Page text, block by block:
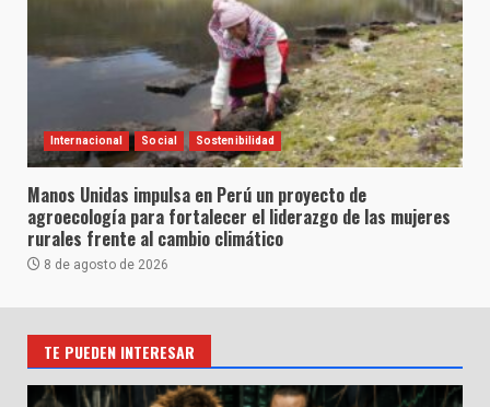
Internacional Social Sostenibilidad
Manos Unidas impulsa en Perú un proyecto de
agroecología para fortalecer el liderazgo de las mujeres
rurales frente al cambio climático
8 de agosto de 2026
TE PUEDEN INTERESAR